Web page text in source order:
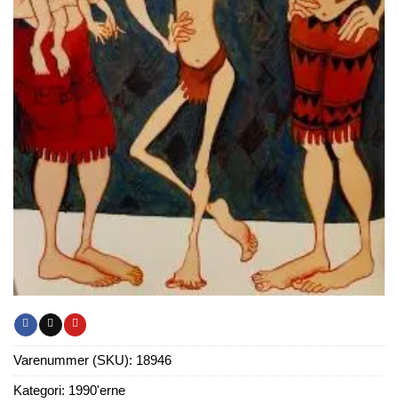
Varenummer (SKU): 18946
Kategori: 1990'erne